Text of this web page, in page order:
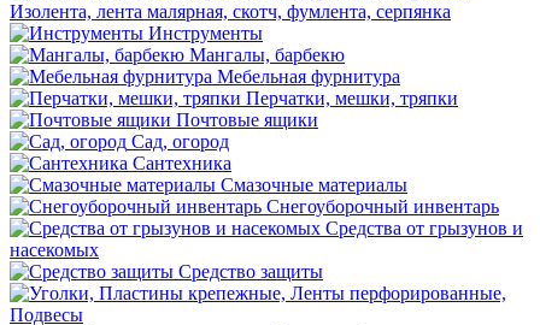
Изолента, лента малярная, скотч, фумлента, серпянка
Инструменты
Мангалы, барбекю
Мебельная фурнитура
Перчатки, мешки, тряпки
Почтовые ящики
Сад, огород
Сантехника
Смазочные материалы
Снегоуборочный инвентарь
Средства от грызунов и
насекомых
Средство защиты